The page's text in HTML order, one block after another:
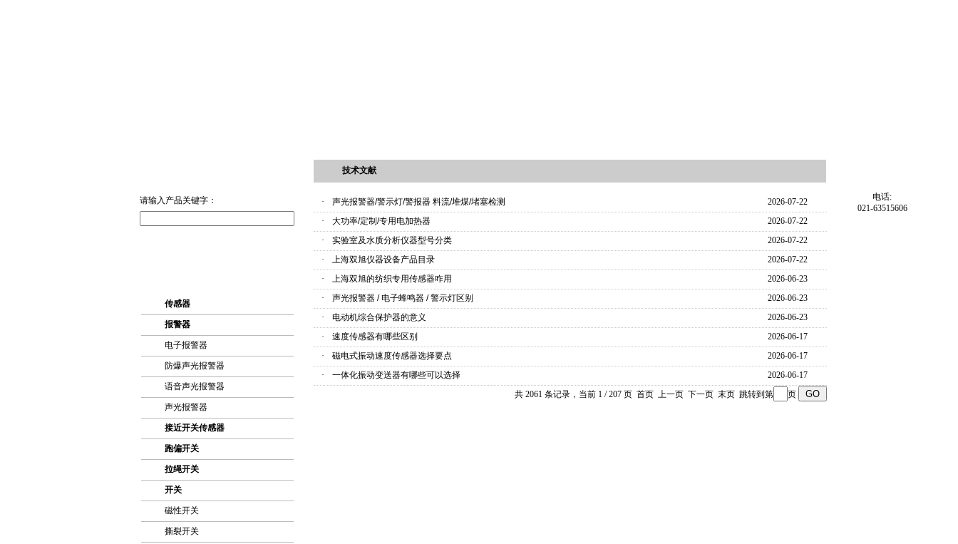
电话:
021-63515606
请输入产品关键字：
传感器
报警器
电子报警器
防爆声光报警器
语音声光报警器
声光报警器
接近开关传感器
跑偏开关
拉绳开关
开关
磁性开关
撕裂开关
技术文献
· 声光报警器/警示灯/警报器 料流/堆煤/堵塞检测
2026-07-22
·
大功率/定制/专用电加热器
2026-07-22
·
实验室及水质分析仪器型号分类
2026-07-22
·
上海双旭仪器设备产品目录
2026-07-22
·
上海双旭的纺织专用传感器咋用
2026-06-23
·
声光报警器 / 电子蜂鸣器 / 警示灯区别
2026-06-23
·
电动机综合保护器的意义
2026-06-23
·
速度传感器有哪些区别
2026-06-17
·
磁电式振动速度传感器选择要点
2026-06-17
·
一体化振动变送器有哪些可以选择
2026-06-17
共 2061 条记录，当前 1 / 207 页 首页 上一页 下一页 末页跳转到第 页